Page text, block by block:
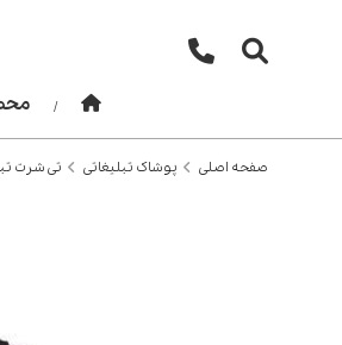
صفحه اصلی پوشاک تبلیغاتی تی شرت